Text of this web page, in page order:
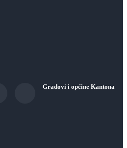
Gradovi i općine Kantona